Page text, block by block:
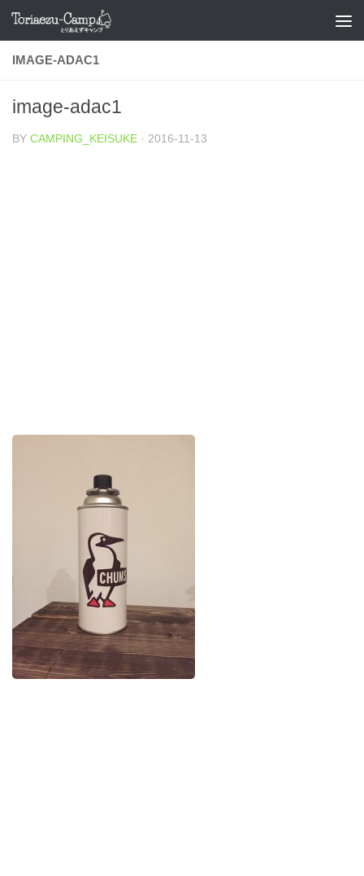
コンテンツへスキップ
IMAGE-ADAC1
image-adac1
BY CAMPING_KEISUKE · 2016-11-13